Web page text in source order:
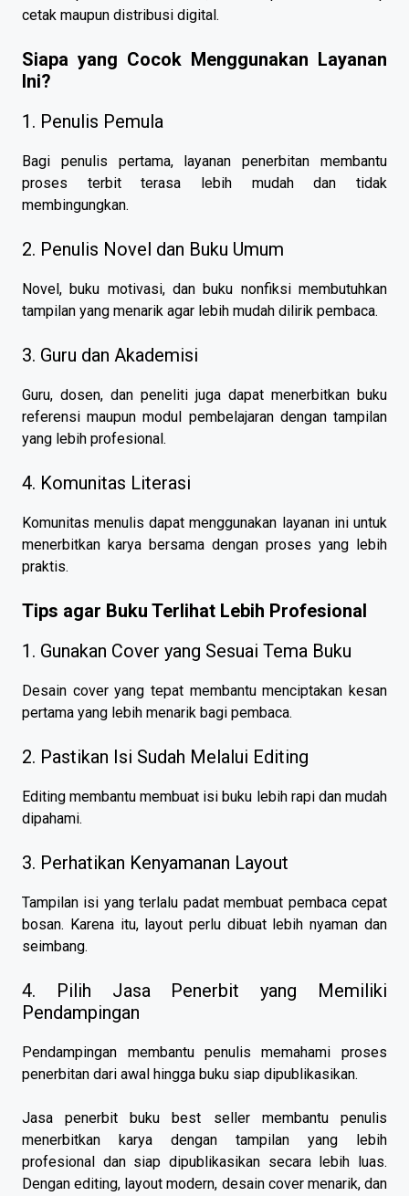
cetak maupun distribusi digital.
Siapa yang Cocok Menggunakan Layanan
Ini?
1. Penulis Pemula
Bagi penulis pertama, layanan penerbitan membantu
proses terbit terasa lebih mudah dan tidak
membingungkan.
2. Penulis Novel dan Buku Umum
Novel, buku motivasi, dan buku nonfiksi membutuhkan
tampilan yang menarik agar lebih mudah dilirik pembaca.
3. Guru dan Akademisi
Guru, dosen, dan peneliti juga dapat menerbitkan buku
referensi maupun modul pembelajaran dengan tampilan
yang lebih profesional.
4. Komunitas Literasi
Komunitas menulis dapat menggunakan layanan ini untuk
menerbitkan karya bersama dengan proses yang lebih
praktis.
Tips agar Buku Terlihat Lebih Profesional
1. Gunakan Cover yang Sesuai Tema Buku
Desain cover yang tepat membantu menciptakan kesan
pertama yang lebih menarik bagi pembaca.
2. Pastikan Isi Sudah Melalui Editing
Editing membantu membuat isi buku lebih rapi dan mudah
dipahami.
3. Perhatikan Kenyamanan Layout
Tampilan isi yang terlalu padat membuat pembaca cepat
bosan. Karena itu, layout perlu dibuat lebih nyaman dan
seimbang.
4. Pilih Jasa Penerbit yang Memiliki
Pendampingan
Pendampingan membantu penulis memahami proses
penerbitan dari awal hingga buku siap dipublikasikan.
Jasa penerbit buku best seller membantu penulis
menerbitkan karya dengan tampilan yang lebih
profesional dan siap dipublikasikan secara lebih luas.
Dengan editing, layout modern, desain cover menarik, dan